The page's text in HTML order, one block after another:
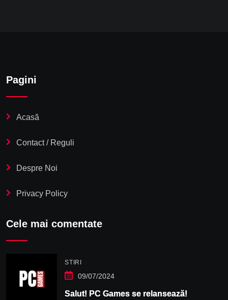
Pagini
Acasă
Contact / Reguli
Despre Noi
Privacy Policy
Cele mai comentate
STIRI
09/07/2024
Salut! PC Games se relansează!